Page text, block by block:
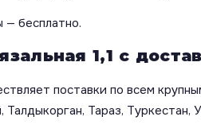
— бесплатно.
1,1 с
поставки по всем
Тараз, Туркестан,